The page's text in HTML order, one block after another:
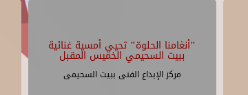
"أنغامنا الحلوة" تحيي أمسية غنائية
ببيت السحيمي الخميس المقبل
مركز الإبداع الفنى ببيت السحيمى